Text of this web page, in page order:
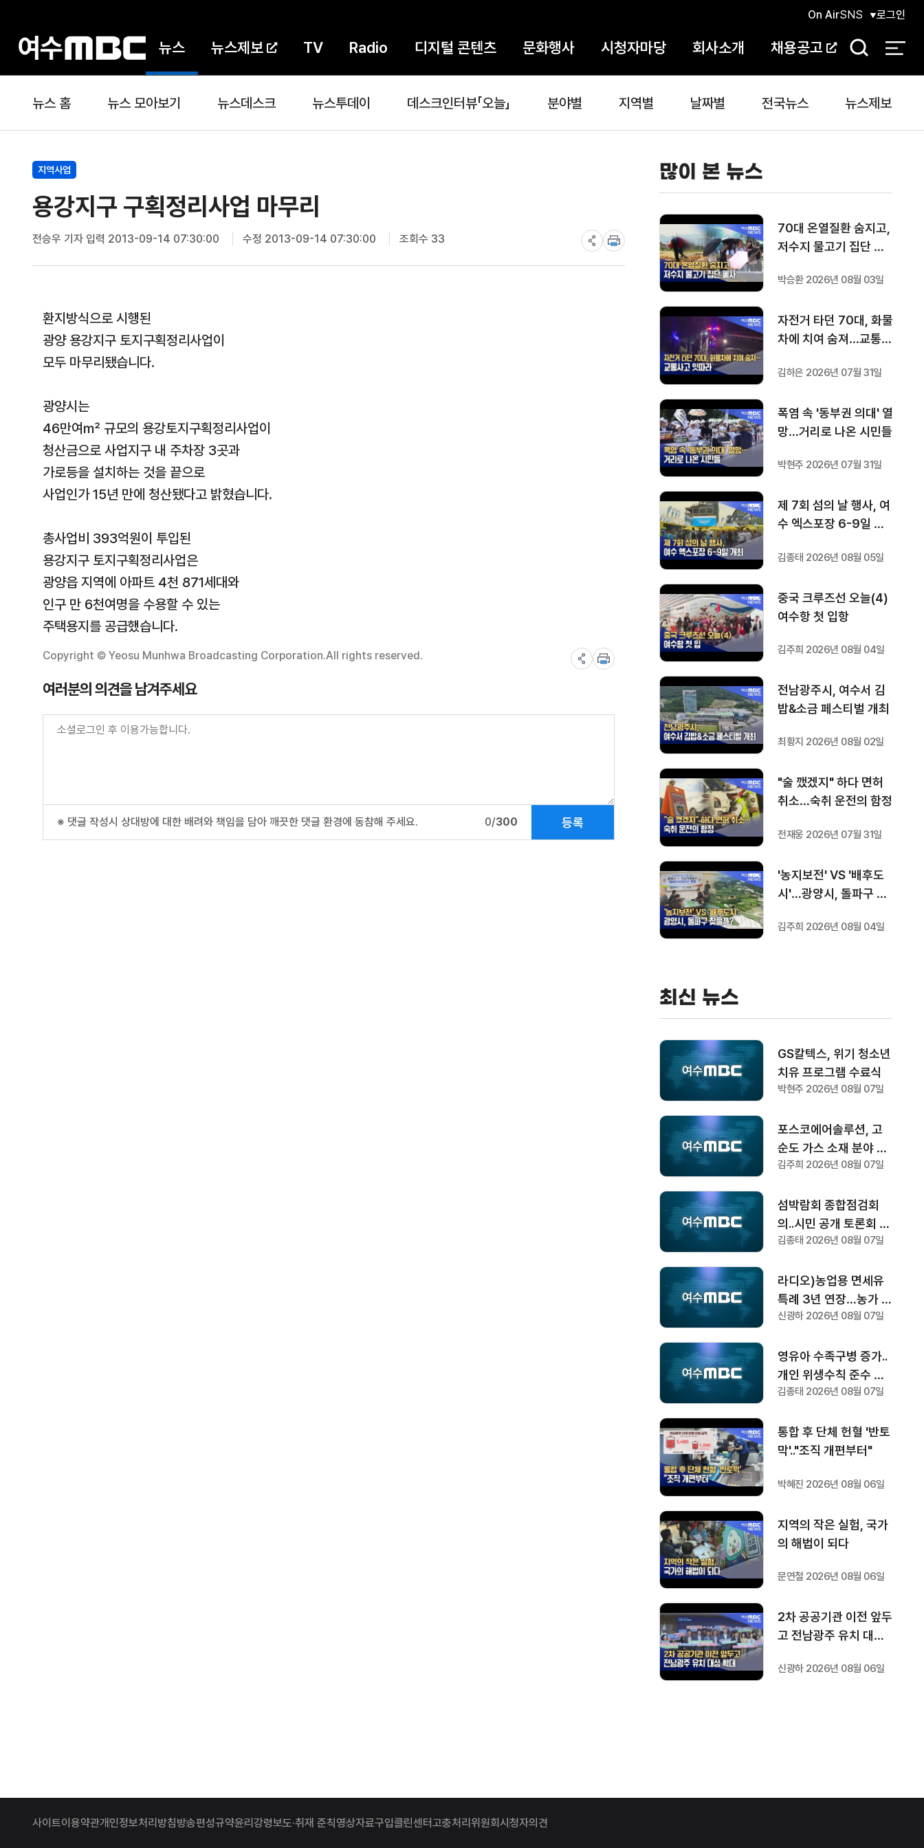
뉴스 뉴스제보 TV Radio 디지털 콘텐츠 문화행사 시청자마당 회사소개 채용공고
On AirSNS 로그인
검
뉴스 홈 뉴스 모아보기 뉴스데스크 뉴스투데이 데스크인터뷰「오늘」 분야별 지역별 날짜별 전국뉴스 뉴스제보
지역사업
용강지구 구획정리사업 마무리
전승우 기자입력 2013-09-14 07:30:00 수정 2013-09-14 07:30:00 조회수 33
환지방식으로 시행된
광양 용강지구 토지구획정리사업이
모두 마무리됐습니다.
광양시는
46만여㎡ 규모의 용강토지구획정리사업이
청산금으로 사업지구 내 주차장 3곳과
가로등을 설치하는 것을 끝으로
사업인가 15년 만에 청산됐다고 밝혔습니다.
총사업비 393억원이 투입된
용강지구 토지구획정리사업은
광양읍 지역에 아파트 4천 871세대와
인구 만 6천여명을 수용할 수 있는
주택용지를 공급했습니다.
Copyright © Yeosu Munhwa Broadcasting Corporation.All rights reserved.
여러분의 의견을 남겨주세요
※ 댓글 작성시 상대방에 대한 배려와 책임을 담아 깨끗한 댓글 환경에 동참해 주세요. 0/300 등록
많이 본 뉴스
70대 온열질환 숨지고,
저수지 물고기 집단 폐
박승환 2026년 08월 03일
자전거 타던 70대, 화물
차에 치여 숨져…교통사
김하은 2026년 07월 31일
폭염 속 '동부권 의대' 열
망…거리로 나온 시민들
박현주 2026년 07월 31일
제 7회 섬의 날 행사, 여
수 엑스포장 6-9일 개
김종태 2026년 08월 05일
중국 크루즈선 오늘(4)
여수항 첫 입항
김주희 2026년 08월 04일
전남광주시, 여수서 김
밥&소금 페스티벌 개최
최황지 2026년 08월 02일
"술 깼겠지" 하다 면허
취소…숙취 운전의 함정
전재웅 2026년 07월 31일
'농지보전' VS '배후도
시'…광양시, 돌파구 찾
김주희 2026년 08월 04일
최신 뉴스
GS칼텍스, 위기 청소년
치유 프로그램 수료식
박현주 2026년 08월 07일
포스코에어솔루션, 고
순도 가스 소재 분야 글
로벌 인증 획득
김주희 2026년 08월 07일
섬박람회 종합점검회
의..시민 공개 토론회 형
식 개최
김종태 2026년 08월 07일
라디오)농업용 면세유
특례 3년 연장…농가 부
담 완화
신광하 2026년 08월 07일
영유아 수족구병 증가..
개인 위생수칙 준수 당
부
김종태 2026년 08월 07일
통합 후 단체 헌혈 '반토
막'.."조직 개편부터"
박혜진 2026년 08월 06일
지역의 작은 실험, 국가
의 해법이 되다
문연철 2026년 08월 06일
2차 공공기관 이전 앞두
고 전남광주 유치 대상
신광하 2026년 08월 06일
사이트이용약관개인정보처리방침방송편성규약윤리강령보도·취재 준칙영상자료구입클린센터고충처리위원회시청자의견